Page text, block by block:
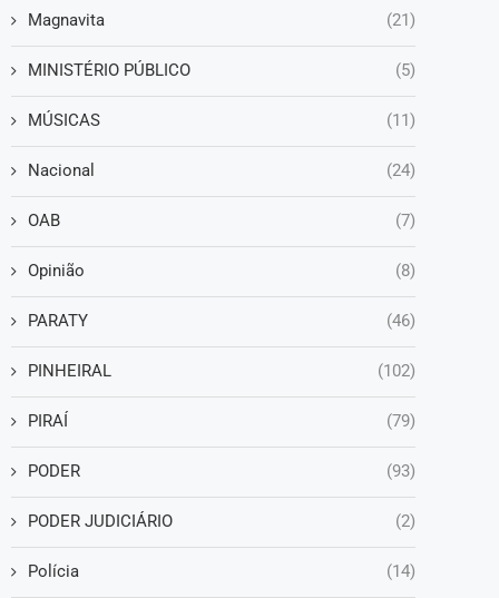
Magnavita (21)
MINISTÉRIO PÚBLICO (5)
MÚSICAS (11)
Nacional (24)
OAB (7)
Opinião (8)
PARATY (46)
PINHEIRAL (102)
PIRAÍ (79)
PODER (93)
PODER JUDICIÁRIO (2)
Polícia (14)